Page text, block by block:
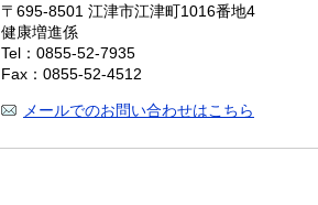
〒695-8501 江津市江津町1016番地4
健康増進係
Tel：0855-52-7935
Fax：0855-52-4512
メールでのお問い合わせはこちら